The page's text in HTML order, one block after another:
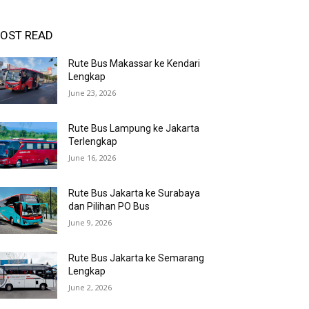
READ
Rute Bus Makassar ke Kendari
Lengkap
June 23, 2026
Rute Bus Lampung ke Jakarta
Terlengkap
June 16, 2026
Rute Bus Jakarta ke Surabaya
dan Pilihan PO Bus
June 9, 2026
Rute Bus Jakarta ke Semarang
Lengkap
June 2, 2026